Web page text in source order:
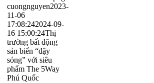
cuongnguyen2023-
11-06
17:08:242024-09-
16 15:00:24Thị
trường bất động
sản biển “dậy
sóng” với siêu
phẩm The 5Way
Phú Quốc